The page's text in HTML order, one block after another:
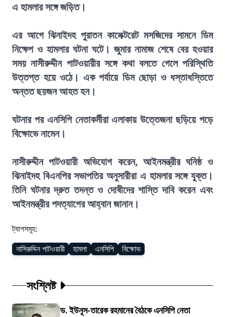
এ হামলার সঙ্গে জড়িত।
এর আগে ঝিনাইদহ পুরাতন কালেক্টরেট মসজিদের সামনে ডিম
নিক্ষেপ ও হামলার ঘটনা ঘটে। জুমার নামাজ শেষে বের হওয়ার
সময় নাসীরুদ্দীন পাটওয়ারীর সঙ্গে কথা বলতে গেলে পরিস্থিতি
উত্তপ্ত হয়ে ওঠে। এক পর্যায়ে ডিম ছোড়া ও ধস্তাধস্তিতে
অন্তত ছয়জন আহত হন।
ঘটনার পর এনসিপি নেতাকর্মীরা এলাকায় উত্তেজনা ছড়িয়ে পড়ে
বিক্ষোভে নামেন।
নাসীরুদ্দীন পাটওয়ারী অভিযোগ করেন, আইনমন্ত্রীর ঘনিষ্ঠ ও
ঝিনাইদহ বিএনপির সভাপতির অনুসারীরা এ হামলার সঙ্গে যুক্ত।
তিনি ঘটনার দ্রুত তদন্ত ও দোষীদের শাস্তি দাবি করেন এবং
আইনমন্ত্রীর পদত্যাগের আহ্বান জানান।
ট্যাগসমূহ:
নাসিরুদ্দিন পাটওয়ারী হামলা এনসিপি বিক্ষোভ
সংশ্লিষ্ট
ড. ইউনূস-তারেক রহমানের বৈঠকে এনসিপি নেতা